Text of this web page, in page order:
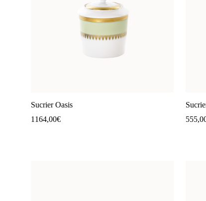
Sucrier Oasis
1164,00€